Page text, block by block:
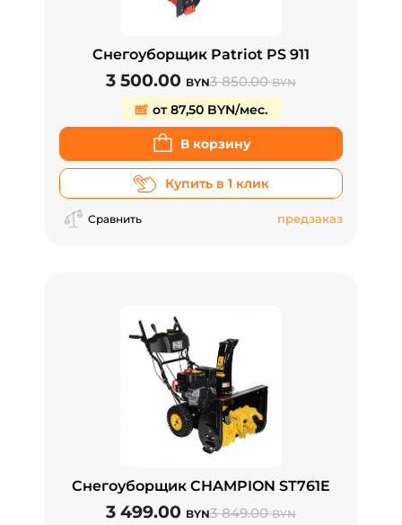
Снегоуборщик Patriot PS 911
3 500.00 BYN3 850.00BYN
от 87,50 BYN/мес.
В корзину
Купить в 1 клик
Сравнить предзаказ
Снегоуборщик CHAMPION ST761E
3 499.00 BYN3 849.00BYN